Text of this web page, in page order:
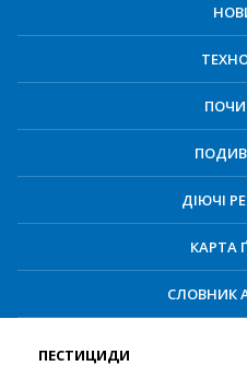
ДІЮЧІ
КАРТА
СЛОВНИК
ПЕСТИЦИДИ